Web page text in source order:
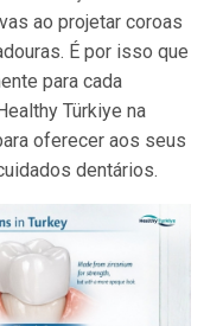
ao projetar coroas
É por isso que
para cada
Türkiye na
oferecer aos seus
dentários.